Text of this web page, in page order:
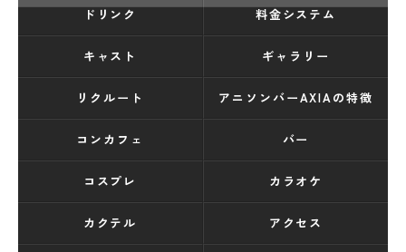
ドリンク 料金システム
キャスト ギャラリー
リクルート アニソンバーAXIAの特徴
コンカフェ バー
コスプレ カラオケ
カクテル アクセス